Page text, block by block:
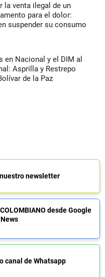
la venta ilegal de un
para el dolor:
suspender su consumo
en Nacional y el DIM al
Asprilla y Restrepo
de la Paz
newsletter
desde Google
News
canal de Whatsapp